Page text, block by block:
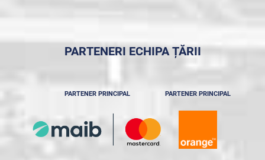
PARTENERI ECHIPA ȚĂRII
PARTENER PRINCIPAL PARTENER PRINCIPAL